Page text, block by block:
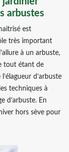
arbustes
est
très important
à un arbuste,
tout étant de
d’arbuste
techniques à
d’arbuste. En
hors sève pour